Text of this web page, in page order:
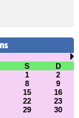
S
D
1
2
8
9
15
16
22
23
29
30